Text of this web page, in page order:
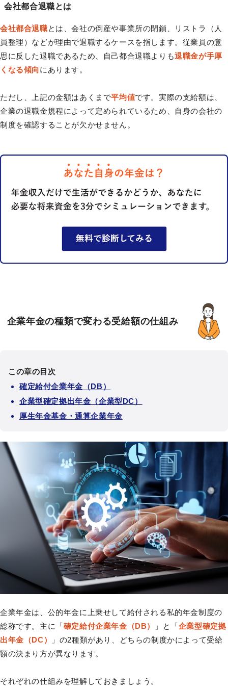
会社都合退職とは
会社都合退職とは、会社の倒産や事業所の閉鎖、リストラ（人
員整理）などが理由で退職するケースを指します。従業員の意
思に反した退職であるため、自己都合退職よりも退職金が手厚
くなる傾向にあります。
ただし、上記の金額はあくまで平均値です。実際の支給額は、
企業の退職金規程によって定められているため、自身の会社の
制度を確認することが欠かせません。
企業年金の種類で変わる受給額の仕組み
この章の目次
確定給付企業年金（DB）
企業型確定拠出年金（企業型DC）
厚生年金基金・通算企業年金
企業年金は、公的年金に上乗せして給付される私的年金制度の
総称です。主に「確定給付企業年金（DB） 」と「企業型確定拠
出年金（DC）
」の2種類があり、どちらの制度かによって受給
額の決まり方が異なります。
それぞれの仕組みを理解しておきましょう。